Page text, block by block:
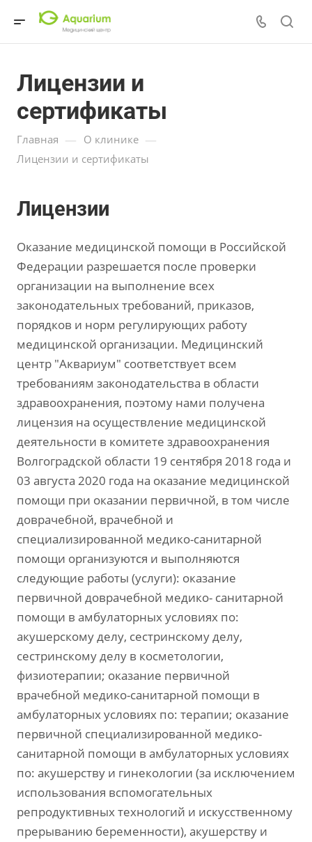
Лицензии и
сертификаты
Главная — О клинике —
Лицензии и сертификаты
Лицензии
Оказание медицинской помощи в Российской
Федерации разрешается после проверки
организации на выполнение всех
законодательных требований, приказов,
порядков и норм регулирующих работу
медицинской организации. Медицинский
центр "Аквариум" соответствует всем
требованиям законодательства в области
здравоохранения, поэтому нами получена
лицензия на осуществление медицинской
деятельности в комитете здравоохранения
Волгоградской области 19 сентября 2018 года и
03 августа 2020 года на оказание медицинской
помощи при оказании первичной, в том числе
доврачебной, врачебной и
специализированной медико-санитарной
помощи организуются и выполняются
следующие работы (услуги): оказание
первичной доврачебной медико- санитарной
помощи в амбулаторных условиях по:
акушерскому делу, сестринскому делу,
сестринскому делу в косметологии,
физиотерапии; оказание первичной
врачебной медико-санитарной помощи в
амбулаторных условиях по: терапии; оказание
первичной специализированной медико-
санитарной помощи в амбулаторных условиях
по: акушерству и гинекологии (за исключением
использования вспомогательных
репродуктивных технологий и искусственному
прерыванию беременности), акушерству и